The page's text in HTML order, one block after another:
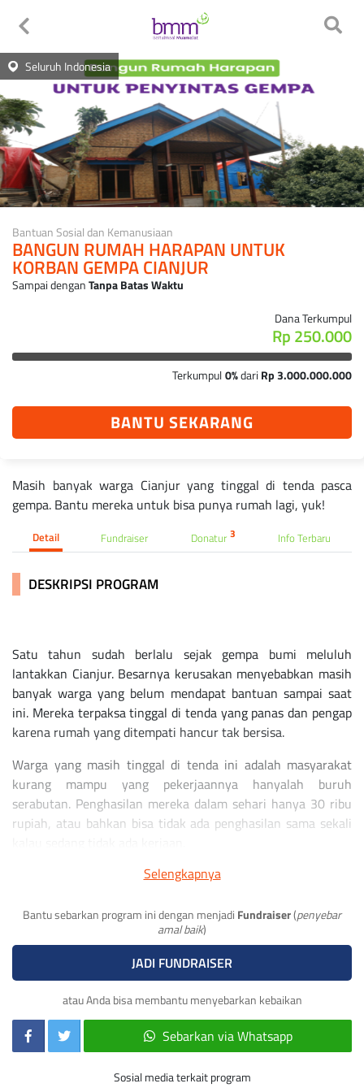
Seluruh Indonesia
Bantuan Sosial dan Kemanusiaan
BANGUN RUMAH HARAPAN UNTUK
KORBAN GEMPA CIANJUR
Sampai denganTanpa Batas Waktu
Dana Terkumpul
Rp 250.000
Terkumpul0%dari Rp 3.000.000.000
BANTU SEKARANG
Masih banyak warga Cianjur yang tinggal di tenda pasca
gempa. Bantu mereka untuk bisa punya rumah lagi, yuk!
Detail Fundraiser Donatur3 Info Terbaru
DESKRIPSI PROGRAM
Satu tahun sudah berlalu sejak gempa bumi meluluh
lantakkan Cianjur. Besarnya kerusakan menyebabkan masih
banyak warga yang belum mendapat bantuan sampai saat
ini. Mereka terpaksa tinggal di tenda yang panas dan pengap
karena rumah yang ditempati hancur tak bersisa.
Warga yang masih tinggal di tenda ini adalah masyarakat
kurang mampu yang pekerjaannya hanyalah buruh
serabutan. Penghasilan mereka dalam sehari hanya 30 ribu
rupiah, atau bahkan bisa tidak ada penghasilan sama sekali
Bisa tinggal di rumah lagi adalah mimpi yang rasanya sulit
rumah, untuk biaya kehidupan sehari-hari saja mereka
Sahabat, bantu warga korban gempa Cianjur untuk bisa
punya rumah lagi, yuk! Caranya:
Klik “DONASI SEKARANG”;
Masukan nominal donasi;
Pilih metode pembayaran;
Dapatkan laporan melalui email
Selengkapnya
Bantu sebarkan program ini dengan menjadi Fundraiser(penyebar
amal baik)
JADI FUNDRAISER
atau Anda bisa membantu menyebarkan kebaikan
Sebarkan via Whatsapp
Sosial media terkait program